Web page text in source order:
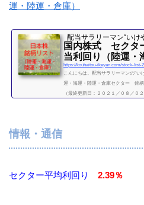
運・陸運・倉庫）
配当サラリーマン“いけ
国内株式 セクタ
当利回り（陸運・
https://kouhaitou-ikeyan.com/stock-list-
こんにちは。配当サラリーマンの“
運・海運・陸運・倉庫セクター 銘柄
（最終更新日：２０２１／０８／
続きを読む
情報・通信
セクター平均利回り 2.39％